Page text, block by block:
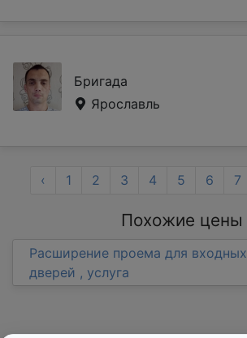
Бригада
Ярославль
‹ 1 2 3 4 5 6 7
Похожие цены
Расширение проема для входных
дверей , услуга